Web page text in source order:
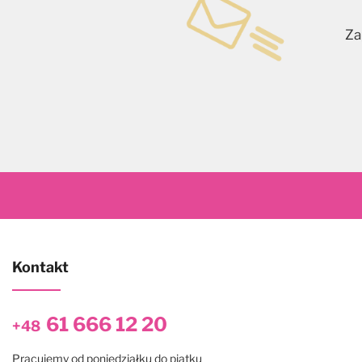
Kontakt
+48 61 666 12 20
Pracujemy od poniedziałku do piątku